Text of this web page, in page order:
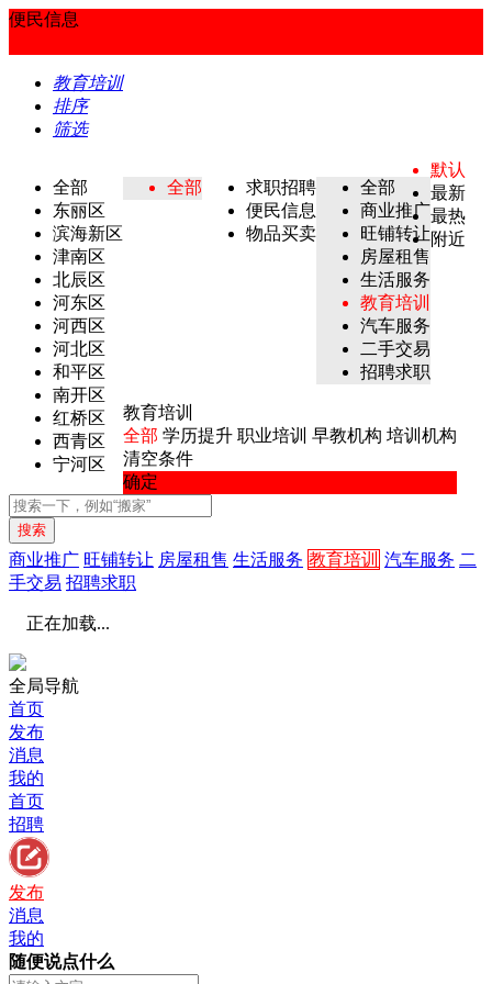
便民信息
教育培训
排序
筛选
全部
东丽区
滨海新区
津南区
北辰区
河东区
河西区
河北区
和平区
南开区
红桥区
西青区
宁河区
全部
求职招聘
便民信息
物品买卖
全部
商业推广
旺铺转让
房屋租售
生活服务
教育培训
汽车服务
二手交易
招聘求职
默认
最新
最热
附近
教育培训
全部 学历提升 职业培训 早教机构 培训机构
清空条件
确定
搜索
商业推广 旺铺转让 房屋租售 生活服务 教育培训 汽车服务 二
手交易 招聘求职
正在加载...
全局导航
首页
发布
消息
我的
首页
招聘
发布
消息
我的
随便说点什么